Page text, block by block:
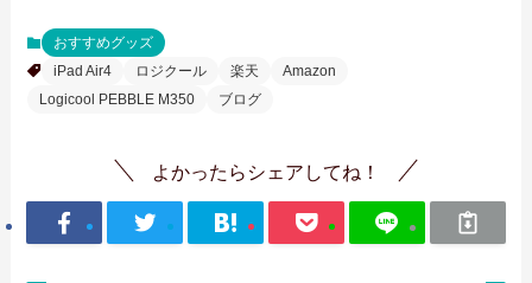
おすすめグッズ
iPad Air4
ロジクール 楽天
Amazon
Logicool PEBBLE M350
ブログ
よかったらシェアしてね！